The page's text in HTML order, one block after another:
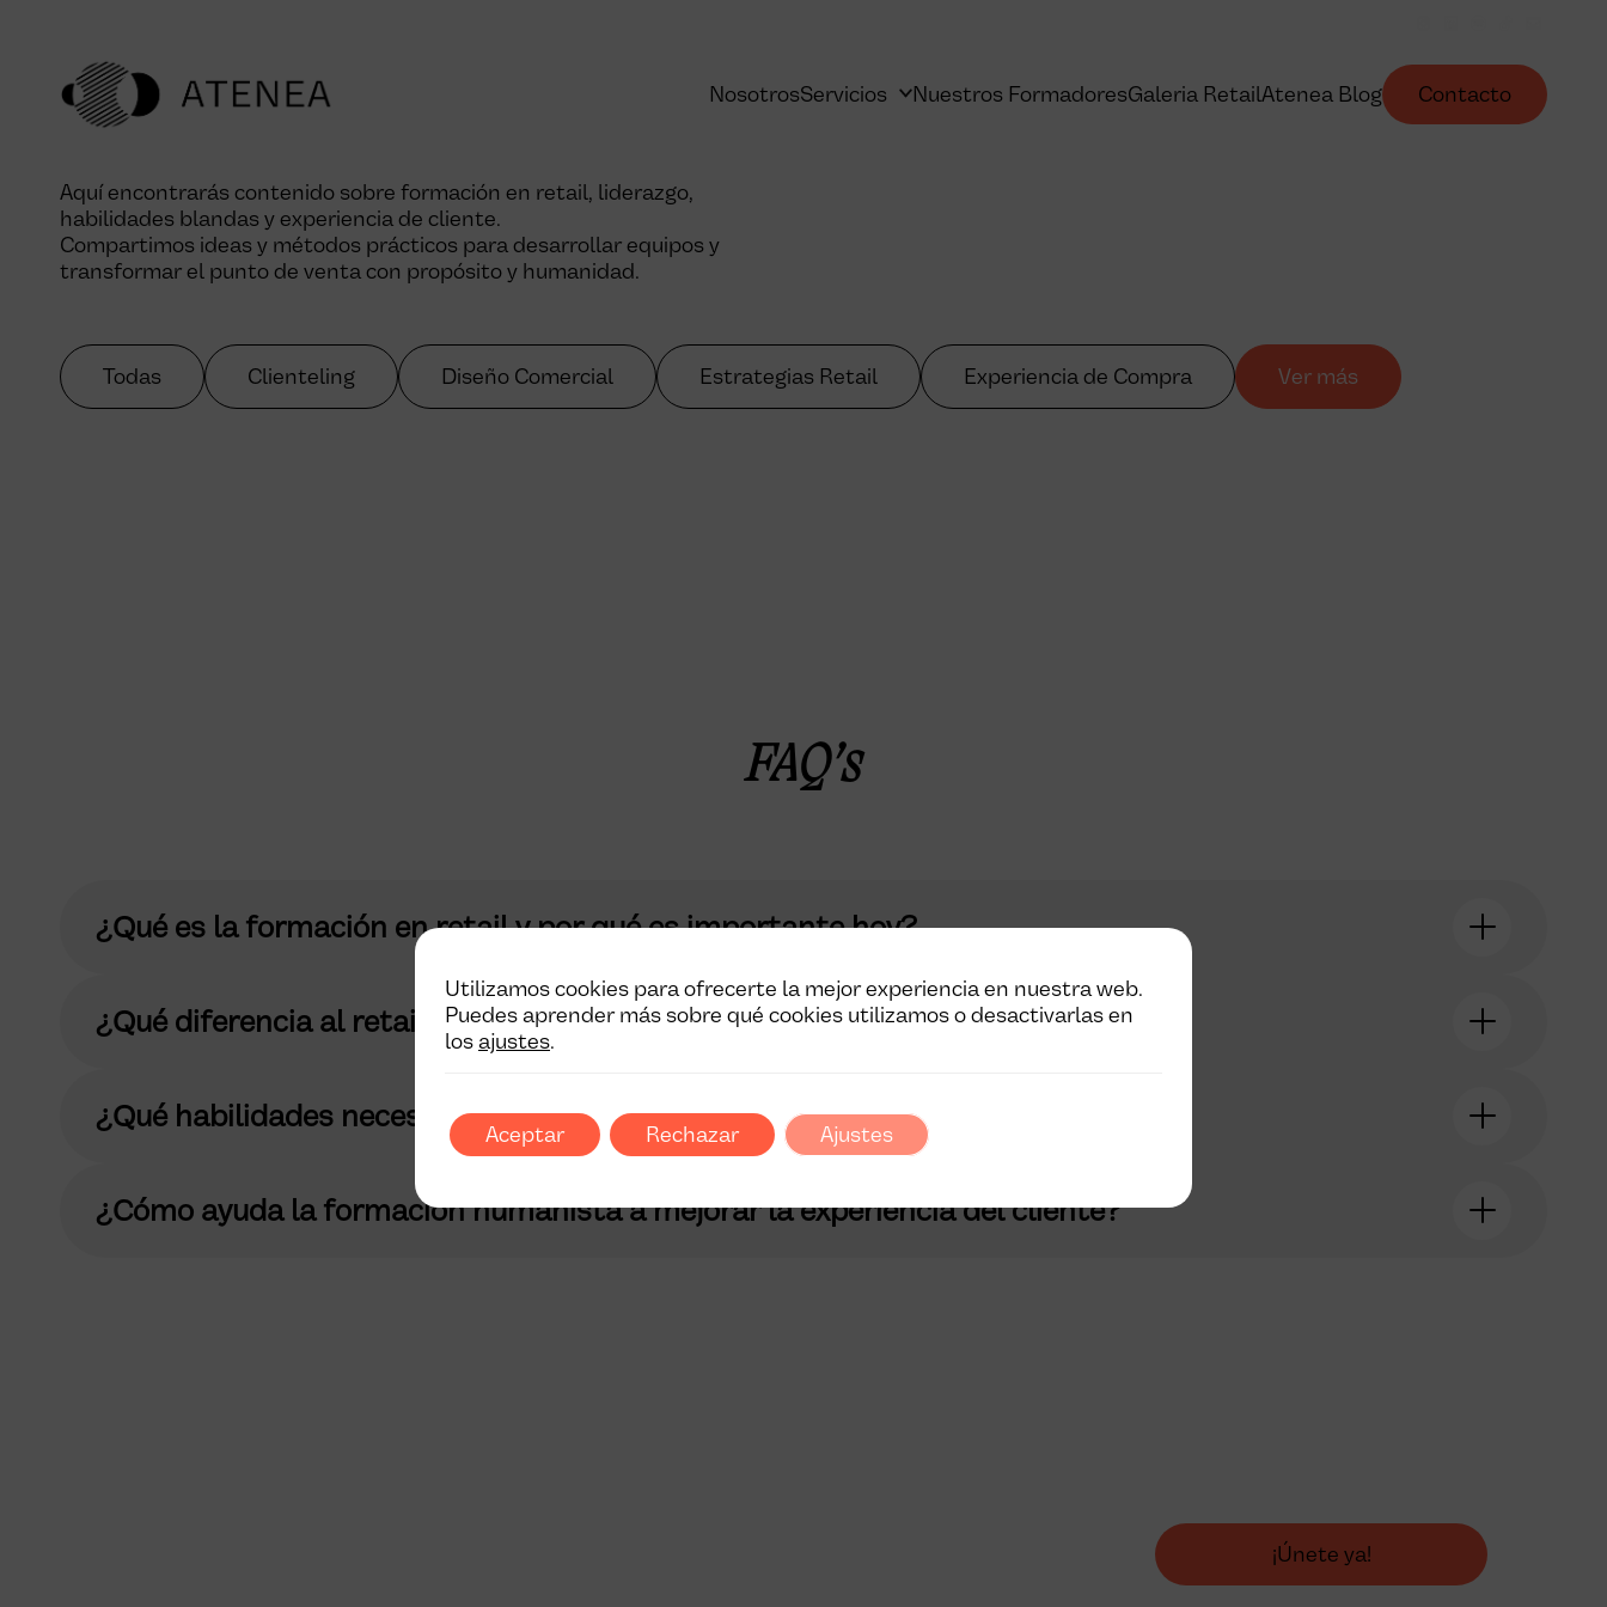
NosotrosServicios Nuestros FormadoresGaleria RetailAtenea Blog Contacto
Aquí encontrarás contenido sobre formación en retail, liderazgo,
habilidades blandas y experiencia de cliente.
Compartimos ideas y métodos prácticos para desarrollar equipos y
transformar el punto de venta con propósito y humanidad.
Todas Clienteling Diseño Comercial Estrategias Retail Experiencia de Compra Ver más
FAQ’s
¿Qué es la formación en retail y por qué es importante hoy?
¿Qué diferencia al retail físico de la compra online?
¿Qué habilidades necesitan los equipos de retail del futuro?
¿Cómo ayuda la formación humanista a mejorar la experiencia del cliente?
¡Únete ya!
Utilizamos cookies para ofrecerte la mejor experiencia en nuestra web.
Puedes aprender más sobre qué cookies utilizamos o desactivarlas en
losajustes.
Aceptar Rechazar Ajustes